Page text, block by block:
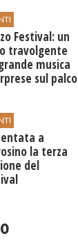
Festival: un
travolgente
musica
sul palco
a
la terza
del
dal